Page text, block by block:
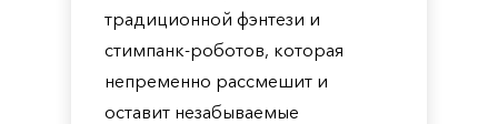
традиционной фэнтези и
стимпанк-роботов, которая
непременно рассмешит и
оставит незабываемые